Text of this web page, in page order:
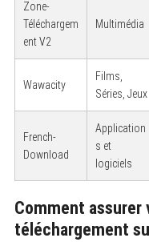
Zone-
Téléchargem
ent V2
Multimédia
Wawacity
Films,
Séries, Jeux
French-
Download
Application
s et
logiciels
Comment
téléchargement